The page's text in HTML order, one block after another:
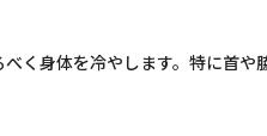
く身体を冷やします。特に首や